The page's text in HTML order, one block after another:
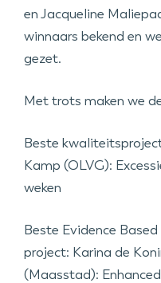
en Jacqueline
winnaars bekend en
gezet.
Met trots maken we
Beste
Kamp (OLVG):
weken
Beste Evidence
project: Karina de
(Maasstad):